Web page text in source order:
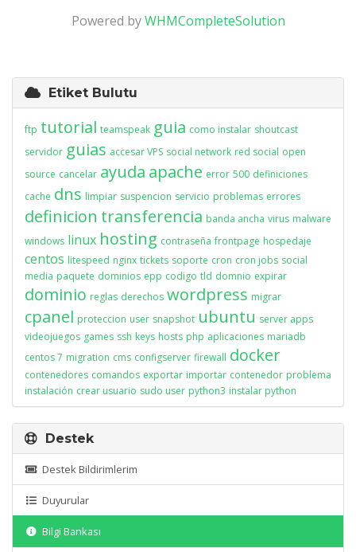
Powered byWHMCompleteSolution
Etiket Bulutu
ftp tutorial teamspeak guia como instalar shoutcast
servidor guias accesar VPS social network red social open
source cancelar ayuda apache error 500 definiciones
cache dns limpiar suspencion servicio problemas errores
definicion transferencia banda ancha virus malware
windows linux hosting contraseña frontpage hospedaje
centos litespeed nginx tickets soporte cron cron jobs social
media paquete dominios epp codigo tld domnio expirar
dominio reglas derechos wordpress migrar
cpanel proteccion user snapshot ubuntu server apps
videojuegos games ssh keys hosts php aplicaciones mariadb
centos 7 migration cms configserver firewall docker
contenedores comandos exportar importar contenedor problema
instalación crear usuario sudo user python3 instalar python
Destek
Destek Bildirimlerim
Duyurular
Bilgi Bankası